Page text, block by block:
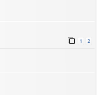
1 2